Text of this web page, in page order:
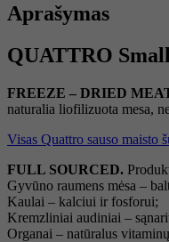
Aprašymas
QUATTRO
FREEZE – DRIED
naturalia liofilizuota mesa,
Visas Quattro sauso maisto
FULL SOURCED.
Gyvūno raumens mėsa –
Kaulai – kalciui ir fosforui;
Kremzliniai audiniai –
Organai – natūralus